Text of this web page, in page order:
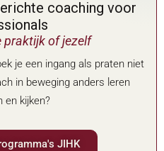
coaching voor
praktijk of jezelf
je een ingang als praten niet
in beweging anders leren
en kijken?
JIHK